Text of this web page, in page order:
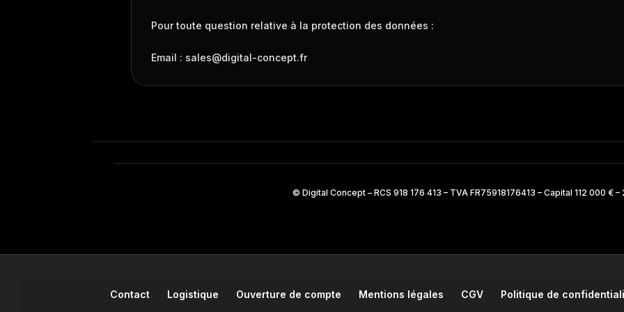
Pour toute question relative à la protection des données :
Email : sales@digital-concept.fr
© Digital Concept – RCS 918 176 413 – TVA FR75918176413 – Capital 112 000 € –
Contact Logistique Ouverture de compte Mentions légales CGV Politique de